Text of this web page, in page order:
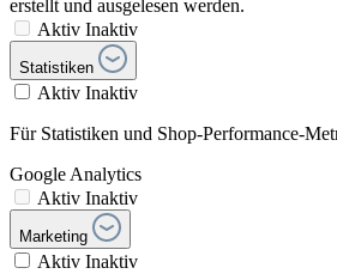
erstellt und ausgelesen werden.
Aktiv Inaktiv
Statistiken
Aktiv Inaktiv
Für Statistiken und Shop-Performance-
Google Analytics
Aktiv Inaktiv
Marketing
Aktiv Inaktiv